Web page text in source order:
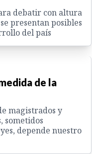
debatir con altura
presentan posibles
del país
de la
magistrados y
sometidos
depende nuestro